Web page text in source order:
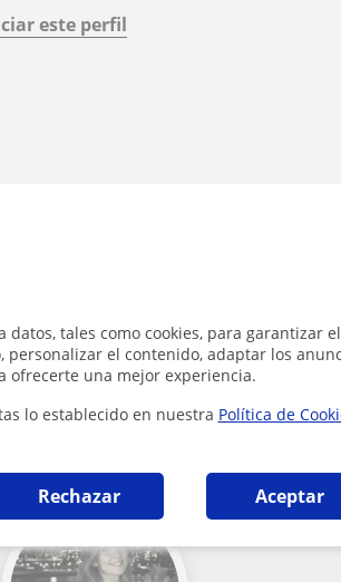
datos, tales como cookies, para garantizar el
el contenido, adaptar los
ofrecerte una mejor experiencia.
lo establecido en nuestra Política de
Rechazar Aceptar
este perfil
English en Pamplona -